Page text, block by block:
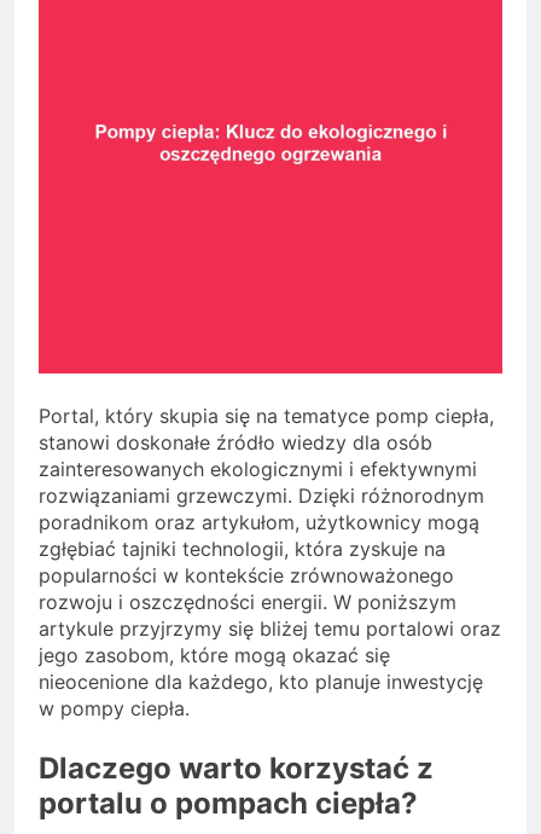
Portal, który skupia się na tematyce pomp ciepła,
stanowi doskonałe źródło wiedzy dla osób
zainteresowanych ekologicznymi i efektywnymi
rozwiązaniami grzewczymi. Dzięki różnorodnym
poradnikom oraz artykułom, użytkownicy mogą
zgłębiać tajniki technologii, która zyskuje na
popularności w kontekście zrównoważonego
rozwoju i oszczędności energii. W poniższym
artykule przyjrzymy się bliżej temu portalowi oraz
jego zasobom, które mogą okazać się
nieocenione dla każdego, kto planuje inwestycję
w pompy ciepła.
Dlaczego warto korzystać z
portalu o pompach ciepła?